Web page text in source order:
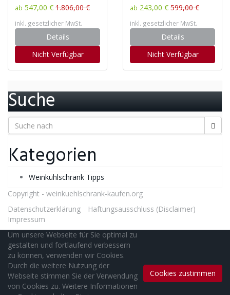
ab 547,00 € 1.806,00 €
inkl. gesetzlicher MwSt.
Details
Nicht Verfügbar
ab 243,00 € 599,00 €
inkl. gesetzlicher MwSt.
Details
Nicht Verfügbar
Suche
Kategorien
Weinkühlschrank Tipps
Copyright - weinkuehlschrank-kaufen.org
Datenschutzerklärung
Haftungsausschluss (Disclaimer)
Impressum
Um unsere Webseite für Sie optimal zu
gestalten und fortlaufend verbessern
zu können, verwenden wir Cookies.
Durch die weitere Nutzung der
Webseite stimmen Sie der Verwendung
von Cookies zu. Weitere Informationen
Cookies zustimmen